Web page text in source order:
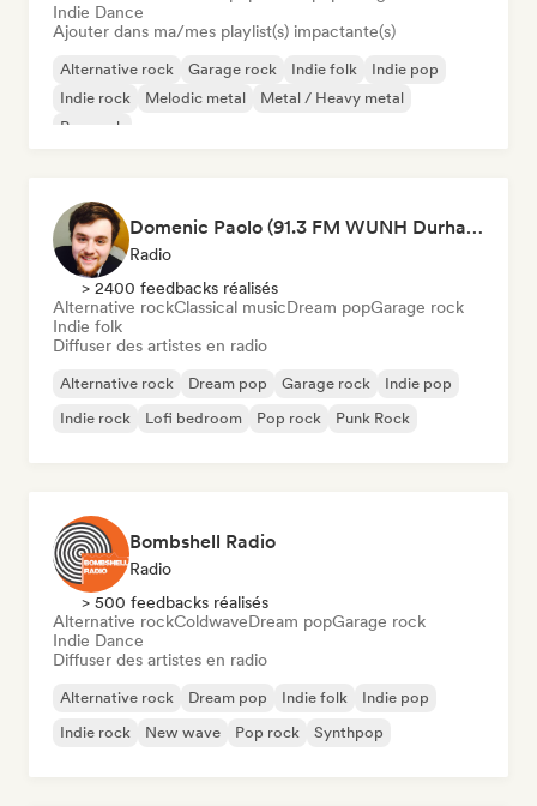
Indie Dance
Ajouter dans ma/mes playlist(s) impactante(s)
Alternative rock Garage rock Indie folk
Indie pop
Indie rock
Melodic metal
Metal / Heavy metal
Pop rock
Domenic Paolo (91.3 FM WUNH Durham)
Radio
> 2400 feedbacks réalisés
Alternative rockClassical musicDream popGarage rock
Indie folk
Diffuser des artistes en radio
Alternative rock Dream pop Garage rock
Indie pop
Indie rock
Lofi bedroom Pop rock Punk Rock
Bombshell Radio
Radio
> 500 feedbacks réalisés
Alternative rockColdwaveDream popGarage rock
Indie Dance
Diffuser des artistes en radio
Alternative rock Dream pop Indie folk
Indie pop
Indie rock
New wave Pop rock Synthpop